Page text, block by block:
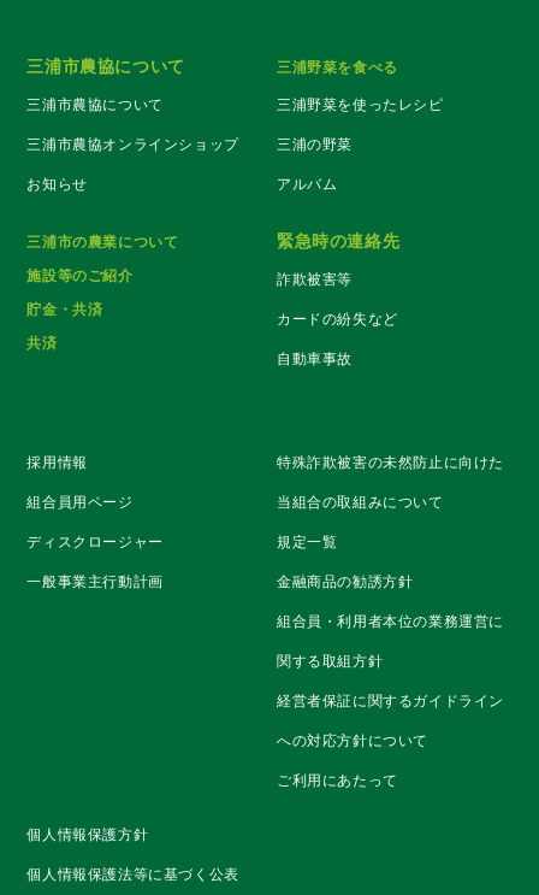
三浦市農協について
三浦市農協について
三浦市農協オンラインショップ
お知らせ
三浦野菜を食べる
三浦野菜を使ったレシピ
三浦の野菜
アルバム
三浦市の農業について
施設等のご紹介
貯金・共済
共済
緊急時の連絡先
詐欺被害等
カードの紛失など
自動車事故
採用情報
組合員用ページ
ディスクロージャー
一般事業主行動計画
特殊詐欺被害の未然防止に向けた
当組合の取組みについて
規定一覧
金融商品の勧誘方針
組合員・利用者本位の業務運営に
関する取組方針
経営者保証に関するガイドライン
への対応方針について
ご利用にあたって
個人情報保護方針
個人情報保護法等に基づく公表